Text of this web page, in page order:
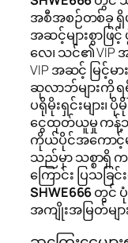
အစီအစဉ်တစ်ခု
အဆင့်များစွာဖြ
လေ၊ သင်၏ VIP
VIP အဆင့် မြင့်မ
ဆုလာဘ်များကို ရ
ပရိုမိုးရှင်းများ၊
ငွေထုတ်ယူမှု ကန့်သတ်ခ
ကိုယ်ပိုင်အကောင့်
သည်မှာ သစ္စာရှိ က
ကြောင်း ပြသခြ
SHWE666တွင် ပုံ
အကျိုးအမြတ်မျာ